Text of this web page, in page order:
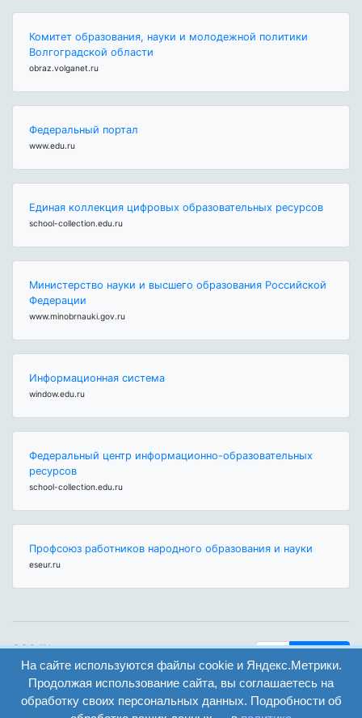
Комитет образования, науки и молодежной политики
Волгоградской области
obraz.volganet.ru
Федеральный портал
www.edu.ru
Единая коллекция цифровых образовательных ресурсов
school-collection.edu.ru
Министерство науки и высшего образования Российской
Федерации
www.minobrnauki.gov.ru
Информационная система
window.edu.ru
Федеральный центр информационно-образовательных
ресурсов
school-collection.edu.ru
Профсоюз работников народного образования и науки
eseur.ru
ООО "Центр
образования и
консалтинга"
Волгоград 2008-
2026
вход
регистрация
Версия
сайта для
На сайте используются файлы cookie и Яндекс.Метрики.
Продолжая использование сайта, вы соглашаетесь на
обработку своих персональных данных. Подробности об